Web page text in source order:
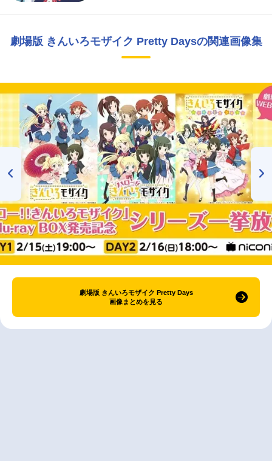
劇場版 きんいろモザイク Pretty Daysの関連画像集
劇場版 きんいろモザイク Pretty Days
画像まとめを見る